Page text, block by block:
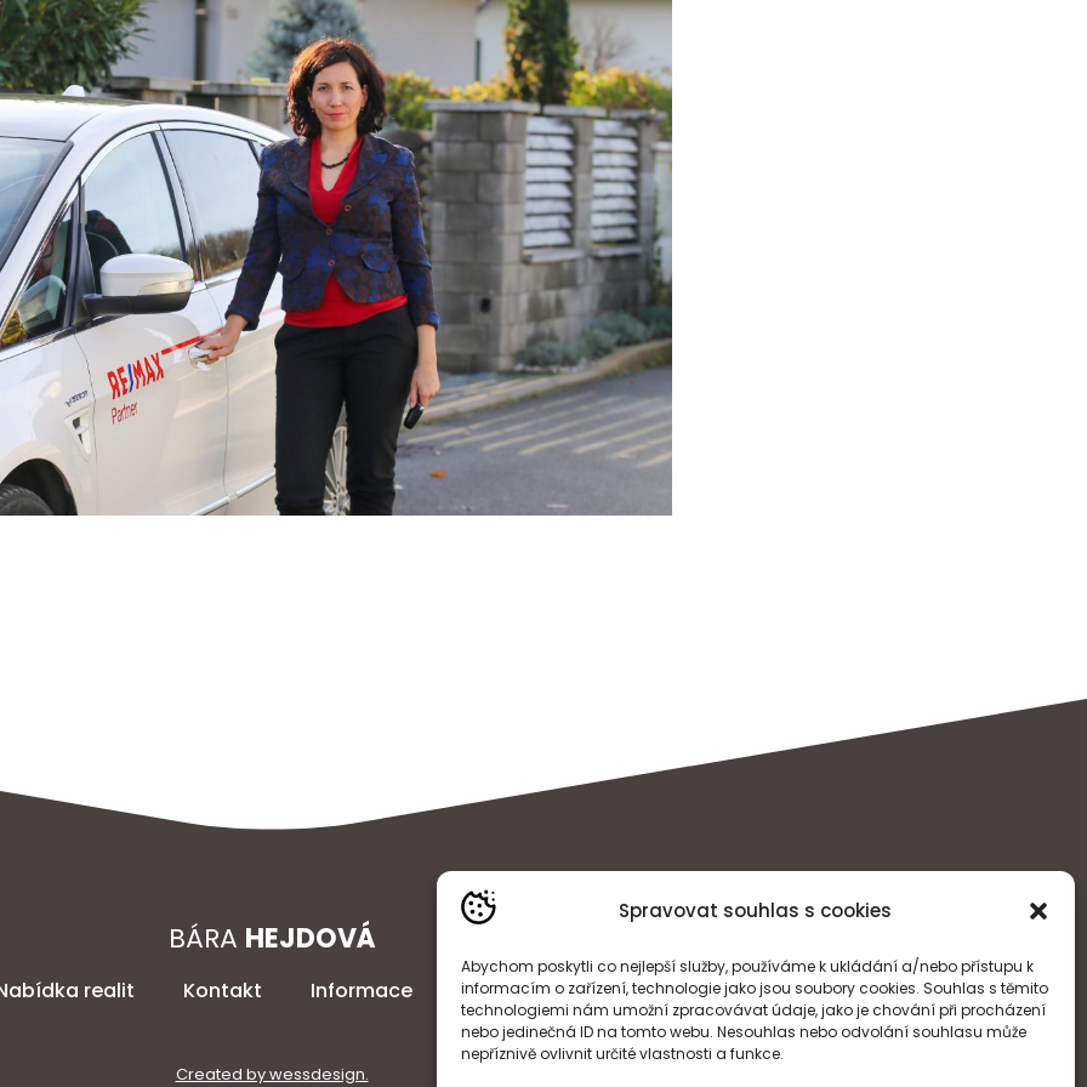
Spravovat souhlas s cookies
Abychom poskytli co nejlepší služby, používáme k ukládání a/nebo přístupu k
informacím o zařízení, technologie jako jsou soubory cookies. Souhlas s těmito
technologiemi nám umožní zpracovávat údaje, jako je chování při procházení
nebo jedinečná ID na tomto webu. Nesouhlas nebo odvolání souhlasu může
nepříznivě ovlivnit určité vlastnosti a funkce.
BÁRA HEJDOVÁ
realit Kontakt Informace Lokality Real Blog
Created by wessdesign.